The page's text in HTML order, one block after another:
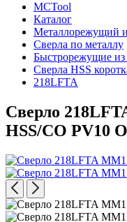
MCTool
Каталог
Металлорежущий
Сверла по металлу
Быстрорежущие из
Сверла HSS
218LFTA
Сверло
HSS/CO PV10